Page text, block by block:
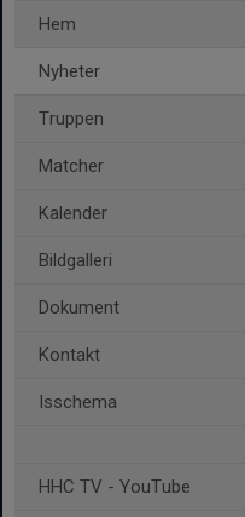
Hem
Nyheter
Truppen
Matcher
Kalender
Bildgalleri
Dokument
Kontakt
Isschema
HHC TV - YouTube